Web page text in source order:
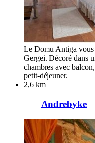
Le Domu Antiga vous
Gergei. Décoré dans
chambres avec
petit-déjeuner.
2,6 km
Andrebyke